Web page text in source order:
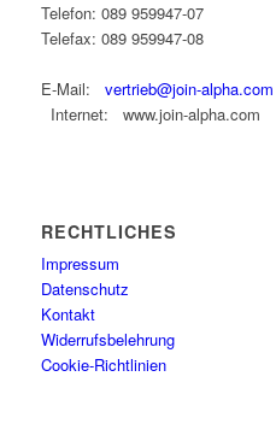
Telefon: 089 959947-07
Telefax: 089 959947-08
E-Mail: vertrieb@join-alpha.com
Internet: www.join-alpha.com
RECHTLICHES
Impressum
Datenschutz
Kontakt
Widerrufsbelehrung
Cookie-Richtlinien